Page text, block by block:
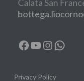
Calata San
Facebook
YouTube
Privacy Policy